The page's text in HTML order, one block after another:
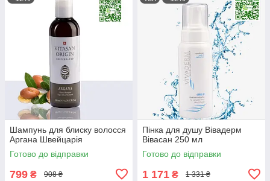
Шампунь для блиску волосся
Аргана Швейцарія
Готово до відправки
799 ₴ 908 ₴
Пінка для душу Вівадерм
Вівасан 250 мл
Готово до відправки
1 171 ₴ 1 331 ₴